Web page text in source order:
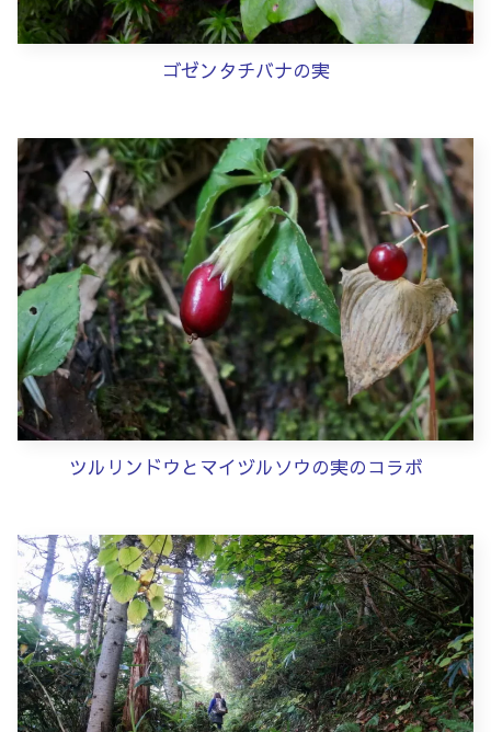
ゴゼンタチバナの実
ツルリンドウとマイヅルソウの実のコラボ